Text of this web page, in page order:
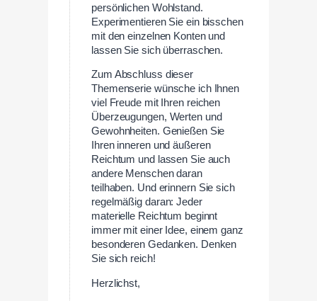
persönlichen Wohlstand.
Experimentieren Sie ein bisschen
mit den einzelnen Konten und
lassen Sie sich überraschen.
Zum Abschluss dieser
Themenserie wünsche ich Ihnen
viel Freude mit Ihren reichen
Überzeugungen, Werten und
Gewohnheiten. Genießen Sie
Ihren inneren und äußeren
Reichtum und lassen Sie auch
andere Menschen daran
teilhaben. Und erinnern Sie sich
regelmäßig daran: Jeder
materielle Reichtum beginnt
immer mit einer Idee, einem ganz
besonderen Gedanken. Denken
Sie sich reich!
Herzlichst,